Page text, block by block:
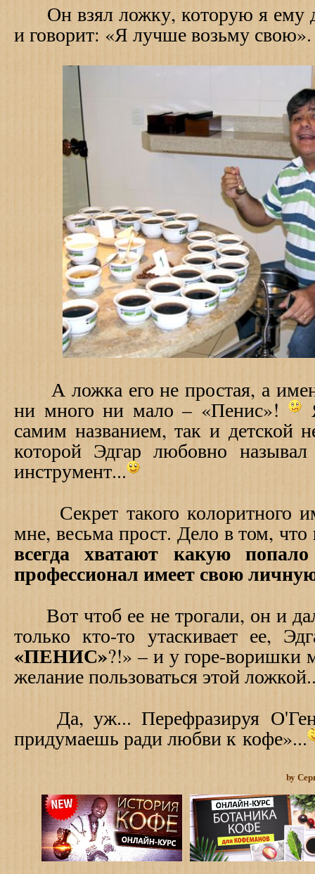
Он взял ложку, которую я ему
и говорит: «Я лучше возьму свою».
А ложка его не простая, а
ни много ни мало – «Пенис»!
самим названием, так и детской
которой Эдгар любовно называл
инструмент...
Секрет такого колоритного
мне, весьма прост. Дело в том, что
всегда хватают какую
профессионал имеет свою
Вот чтоб ее не трогали, он и
только кто-то утаскивает ее,
«ПЕНИС»?!» – и у горе-воришки
желание пользоваться этой
Да, уж... Перефразируя
придумаешь ради любви к кофе»...
by